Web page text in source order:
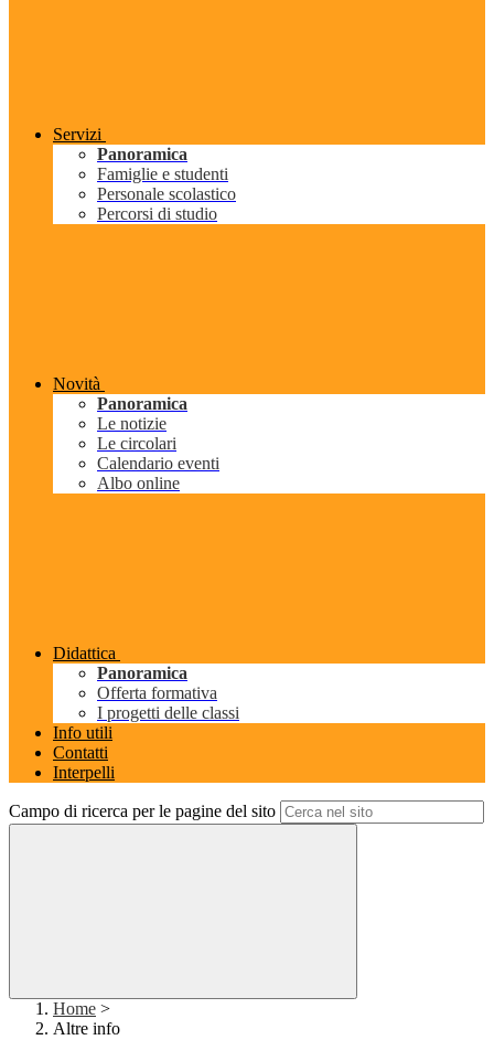
Servizi
Panoramica
Famiglie e studenti
Personale scolastico
Percorsi di studio
Novità
Panoramica
Le notizie
Le circolari
Calendario eventi
Albo online
Didattica
Panoramica
Offerta formativa
I progetti delle classi
Info utili
Contatti
Interpelli
Campo di ricerca per le pagine del sito
Home >
Altre info